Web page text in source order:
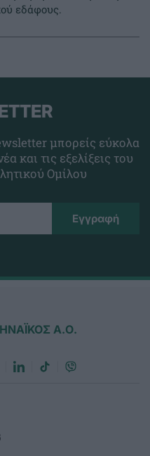
εδάφους.
μπορείς εύκολα
και τις εξελίξεις του
Ομίλου
Α.Ο.